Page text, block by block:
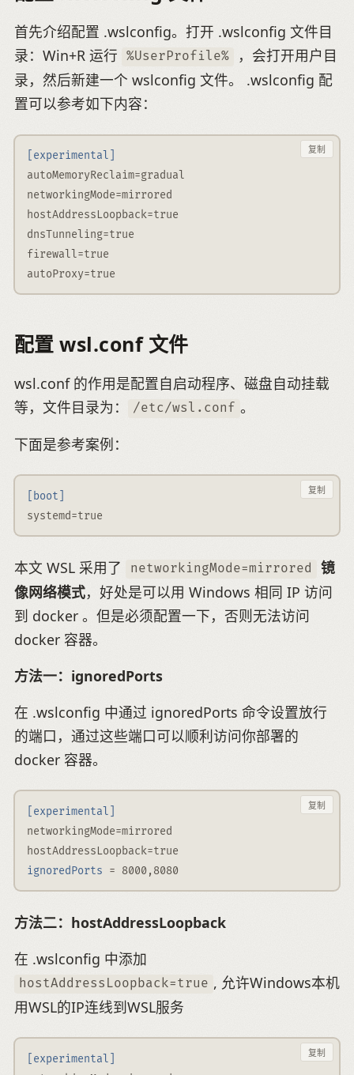
首先介绍配置 .wslconfig。打开 .wslconfig 文件目
录：Win+R 运行
%UserProfile%
，会打开用户目
录，然后新建一个 wslconfig 文件。 .wslconfig 配
置可以参考如下内容：
[experimental]
autoMemoryReclaim=gradual
networkingMode=mirrored
hostAddressLoopback=true
dnsTunneling=true
firewall=true
autoProxy=true
复制
配置 wsl.conf 文件
wsl.conf 的作用是配置自启动程序、磁盘自动挂载
等，文件目录为：
/etc/wsl.conf 。
下面是参考案例：
[boot]
systemd=true
复制
本文 WSL 采用了 networkingMode=mirrored
镜
像网络模式，好处是可以用 Windows 相同 IP 访问
到 docker 。但是必须配置一下，否则无法访问
docker 容器。
方法一：ignoredPorts
在 .wslconfig 中通过 ignoredPorts 命令设置放行
的端口，通过这些端口可以顺利访问你部署的
docker 容器。
[experimental]
networkingMode=mirrored
hostAddressLoopback=true
ignoredPorts = 8000,8080
复制
方法二：hostAddressLoopback
在 .wslconfig 中添加
hostAddressLoopback=true , 允许Windows本机
用WSL的IP连线到WSL服务
[experimental]
复制